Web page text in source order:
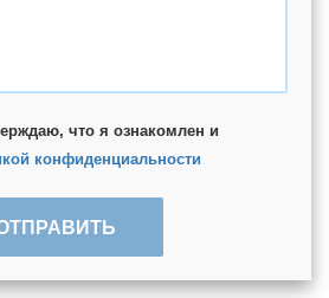
что я ознакомлен и
конфиденциальности